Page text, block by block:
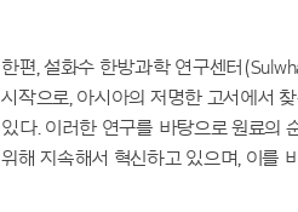
한편, 설화수 한방과학 연구센터
시작으로, 아시아의 저명한 고서에서
있다. 이러한 연구를 바탕으로 원료의
위해 지속해서 혁신하고 있으며, 이를